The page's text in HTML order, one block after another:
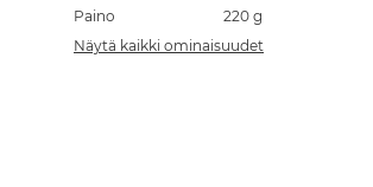
Paino
220 g
Näytä kaikki ominaisuudet